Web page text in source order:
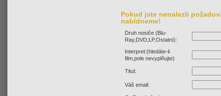
Pokud jste nenalezli
nabídneme!
Druh nosiče (Blu-
Ray,DVD,LP,Ostatní):
Interpret:(hledáte-li
film,pole nevyplňujte)
Titul:
Váš email: